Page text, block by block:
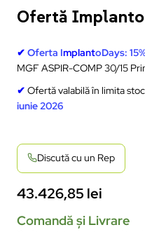
Ofertă
✔ Oferta ImplantoDays:
MGF ASPIR-COMP 30/15
✔ Ofertă valabilă în limita
iunie 2026
Discută cu un Rep
43.426,85 lei
Comandă și Livrare